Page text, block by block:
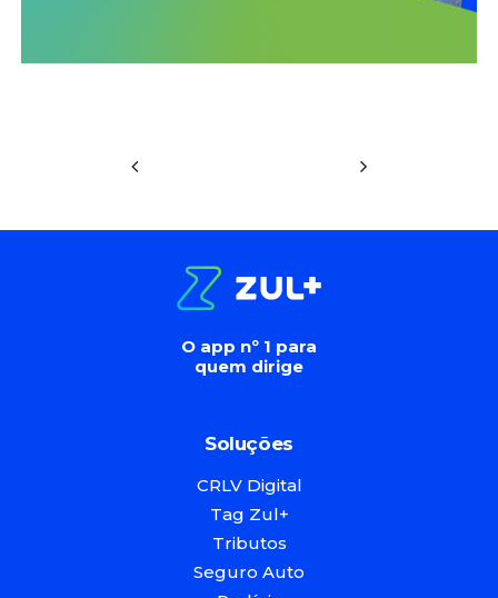
O app nº 1 para
quem dirige
Soluções
CRLV Digital
Tag Zul+
Tributos
Seguro Auto